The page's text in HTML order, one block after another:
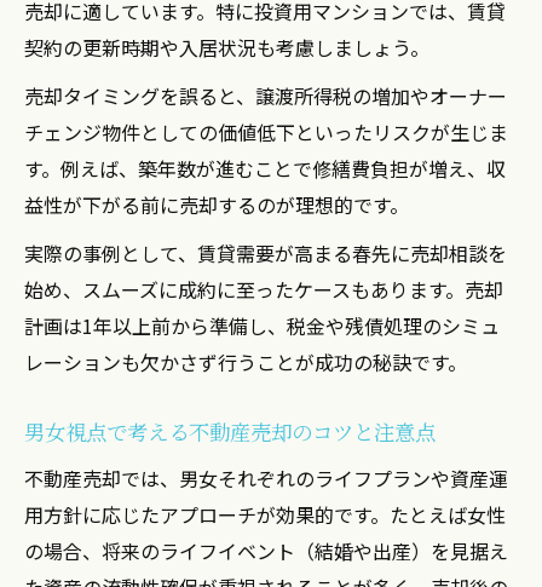
仲介・買取の違いと賢い選択法を解説
不動産売却で仲介と買取を比較するポイン
ト
投資用マンション売却時の仲介活用術の基
本
買取を選ぶ際のメリットと注意点を知る
不動産売却で損をしない選択肢の見極め方
仲介・買取の違いが資産運用に与える影響
売却に適しています。特に投資用マンションでは、賃貸
契約の更新時期や入居状況も考慮しましょう。
売却タイミングを誤ると、譲渡所得税の増加やオーナー
チェンジ物件としての価値低下といったリスクが生じま
す。例えば、築年数が進むことで修繕費負担が増え、収
益性が下がる前に売却するのが理想的です。
実際の事例として、賃貸需要が高まる春先に売却相談を
始め、スムーズに成約に至ったケースもあります。売却
計画は1年以上前から準備し、税金や残債処理のシミュ
レーションも欠かさず行うことが成功の秘訣です。
男女視点で考える不動産売却のコツと注意点
不動産売却では、男女それぞれのライフプランや資産運
用方針に応じたアプローチが効果的です。たとえば女性
の場合、将来のライフイベント（結婚や出産）を見据え